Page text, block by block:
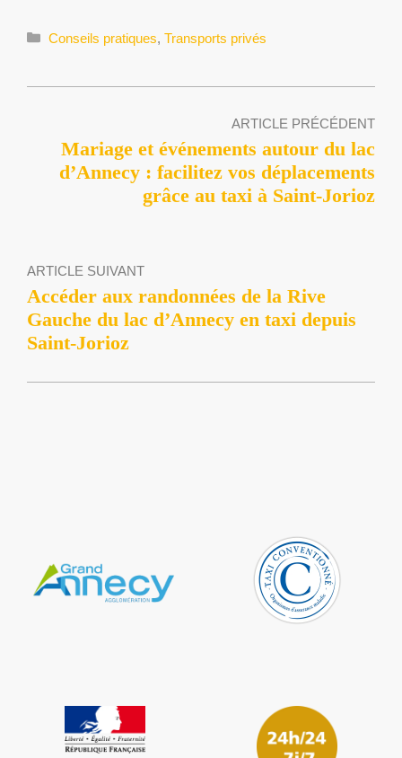
Catégories
Conseils pratiques, Transports privés
ARTICLE PRÉCÉDENT
Mariage et événements autour du lac
d’Annecy : facilitez vos déplacements
grâce au taxi à Saint-Jorioz
ARTICLE SUIVANT
Accéder aux randonnées de la Rive
Gauche du lac d’Annecy en taxi depuis
Saint-Jorioz